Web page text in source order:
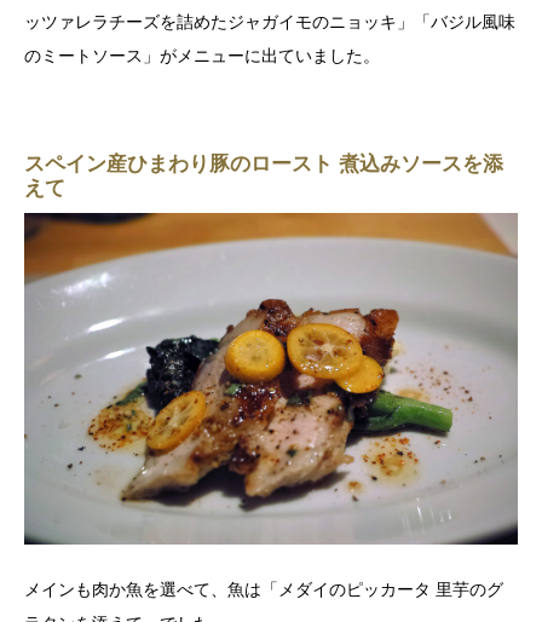
ッツァレラチーズを詰めたジャガイモのニョッキ」「バジル風味
のミートソース」がメニューに出ていました。
スペイン産ひまわり豚のロースト 煮込みソースを添
えて
メインも肉か魚を選べて、魚は「メダイのピッカータ 里芋のグ